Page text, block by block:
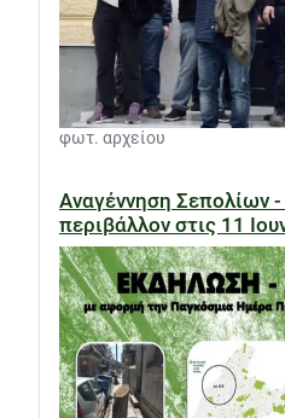
φωτ. αρχείου
Αναγέννηση Σεπολίων
περιβάλλον στις 11